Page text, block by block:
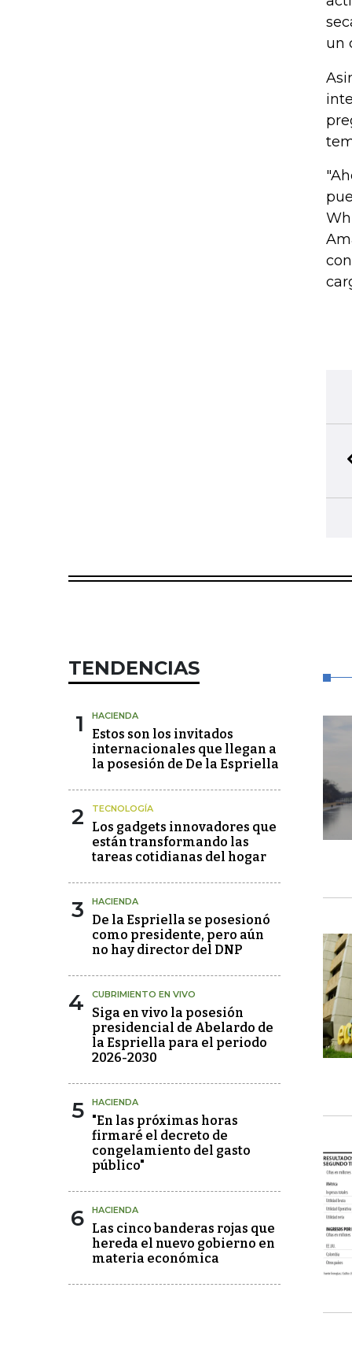
un
TENDENCIAS
1 HACIENDA
Estos son los invitados
internacionales que llegan a
la posesión de De la Espriella
2 TECNOLOGÍA
Los gadgets innovadores que
están transformando las
tareas cotidianas del hogar
3 HACIENDA
De la Espriella se posesionó
como presidente, pero aún
no hay director del DNP
4 CUBRIMIENTO EN VIVO
Siga en vivo la posesión
presidencial de Abelardo de
la Espriella para el periodo
2026-2030
5 HACIENDA
"En las próximas horas
firmaré el decreto de
congelamiento del gasto
público"
6 HACIENDA
Las cinco banderas rojas que
hereda el nuevo gobierno en
materia económica